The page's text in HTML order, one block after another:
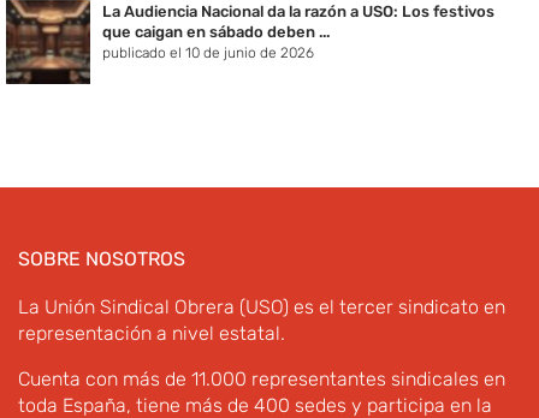
La Audiencia Nacional da la razón a USO: Los festivos
que caigan en sábado deben ...
publicado el 10 de junio de 2026
SOBRE NOSOTROS
La Unión Sindical Obrera (USO) es el tercer sindicato en
representación a nivel estatal.
Cuenta con más de 11.000 representantes sindicales en
toda España, tiene más de 400 sedes y participa en la